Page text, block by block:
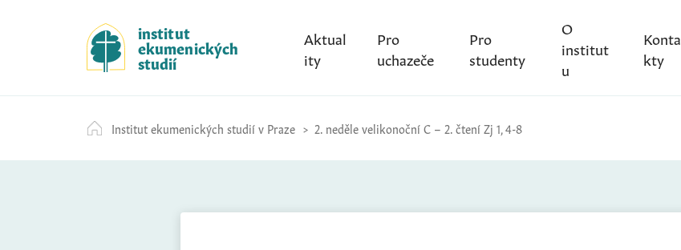
k
i
p
t
c
o
institut
ekumenických
studií
Aktual
ity
Pro
uchazeče
Pro
studenty
O
institut
u
Konta
kty
Institut ekumenických studií v Praze 2. neděle velikonoční C – 2. čtení Zj 1, 4-8